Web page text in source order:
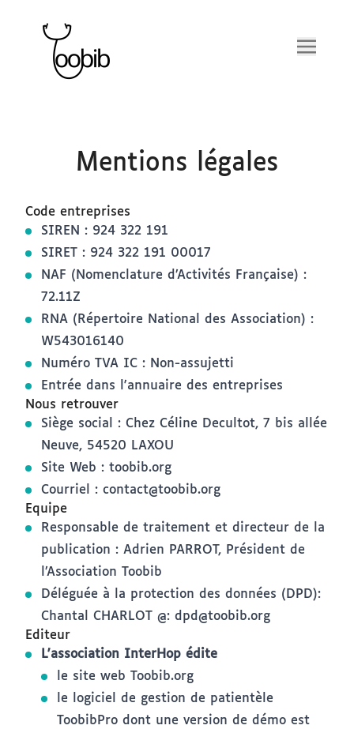
Chargement en cours
Mentions légales
Code entreprises
SIREN : 924 322 191
SIRET : 924 322 191 00017
NAF (Nomenclature d’Activités Française) :
72.11Z
RNA (Répertoire National des Association) :
W543016140
Numéro TVA IC : Non-assujetti
Entrée dans l'annuaire des entreprises
Nous retrouver
Siège social : Chez Céline Decultot, 7 bis allée
Neuve, 54520 LAXOU
Site Web : toobib.org
Courriel : contact@toobib.org
Equipe
Responsable de traitement et directeur de la
publication : Adrien PARROT, Président de
l’Association Toobib
Déléguée à la protection des données (DPD):
Chantal CHARLOT @: dpd@toobib.org
Editeur
L'association InterHop édite
le site web Toobib.org
le logiciel de gestion de patientèle
ToobibPro dont une version de démo est